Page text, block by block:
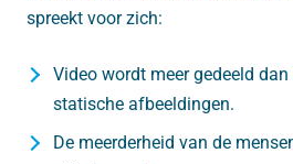
spreekt voor zich:
Video wordt meer gedeeld
statische afbeeldingen.
De meerderheid van de